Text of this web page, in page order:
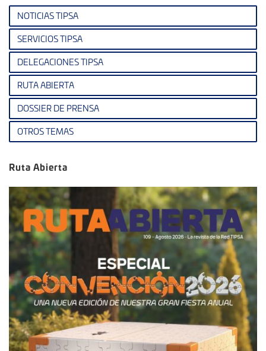
NOTICIAS TIPSA
SERVICIOS TIPSA
DELEGACIONES TIPSA
RUTA ABIERTA
DOSSIER DE PRENSA
OTROS TEMAS
Ruta Abierta